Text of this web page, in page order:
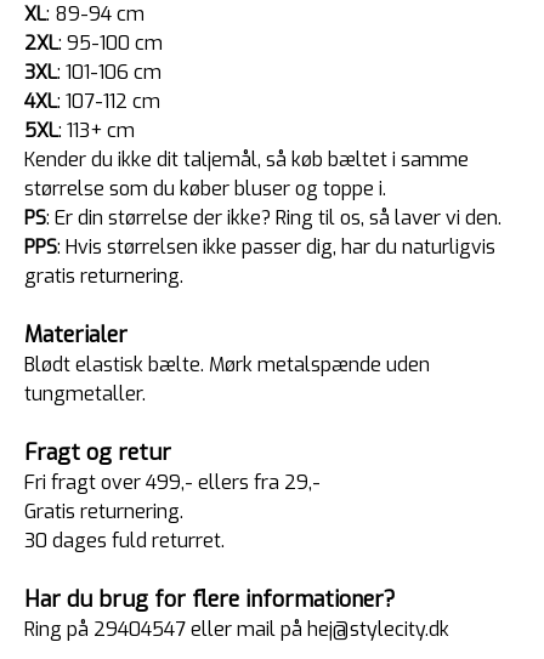
XL: 89-94 cm
2XL: 95-100 cm
3XL: 101-106 cm
4XL: 107-112 cm
5XL: 113+ cm
Kender du ikke dit taljemål, så køb bæltet i samme
størrelse som du køber bluser og toppe i.
PS: Er din størrelse der ikke? Ring til os, så laver vi den.
PPS: Hvis størrelsen ikke passer dig, har du naturligvis
gratis returnering.
Materialer
Blødt elastisk bælte. Mørk metalspænde uden
tungmetaller.
Fragt og retur
Fri fragt over 499,- ellers fra 29,-
Gratis returnering.
30 dages fuld returret.
Har du brug for flere informationer?
Ring på 29404547 eller mail på hej@stylecity.dk